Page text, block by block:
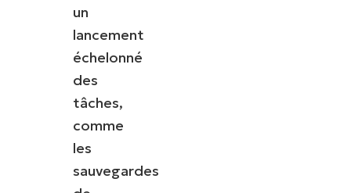
un
lancement
échelonné
des
tâches,
comme
les
sauvegardes